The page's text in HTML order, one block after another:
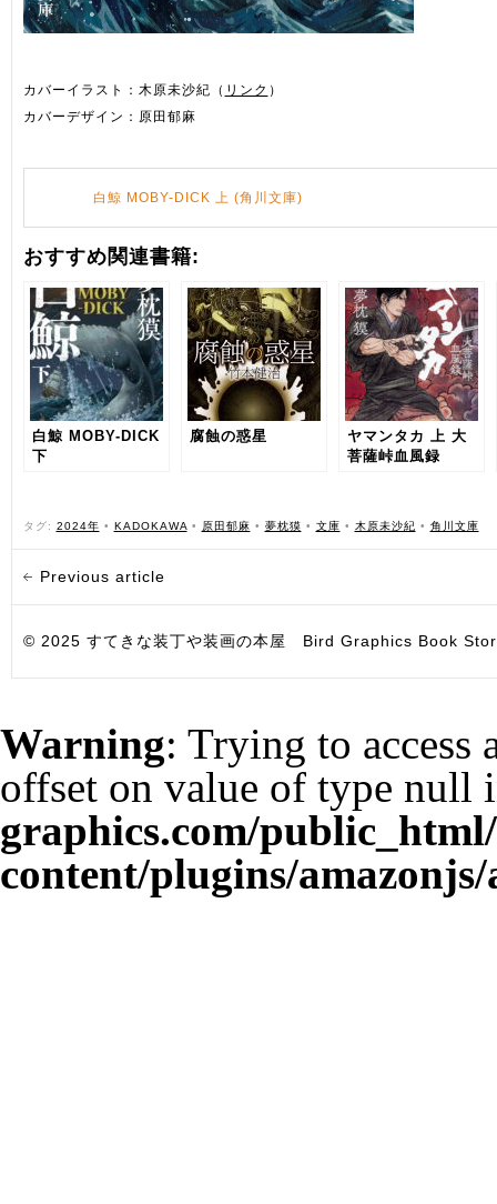
カバーイラスト：木原未沙紀（ リンク ）
カバーデザイン：原田郁麻
白鯨 MOBY-DICK 上 (角川文庫)
おすすめ関連書籍:
白鯨 MOBY-DICK
下
腐蝕の惑星
ヤマンタカ 上 大
菩薩峠血風録
タグ: 2024年 • KADOKAWA • 原田郁麻 • 夢枕獏 • 文庫 • 木原未沙紀 • 角川文庫
Previous article
© 2025 すてきな装丁や装画の本屋 Bird Graphics Book
Warning: Trying to access
offset on value of type null
graphics.com/
content/plugins/